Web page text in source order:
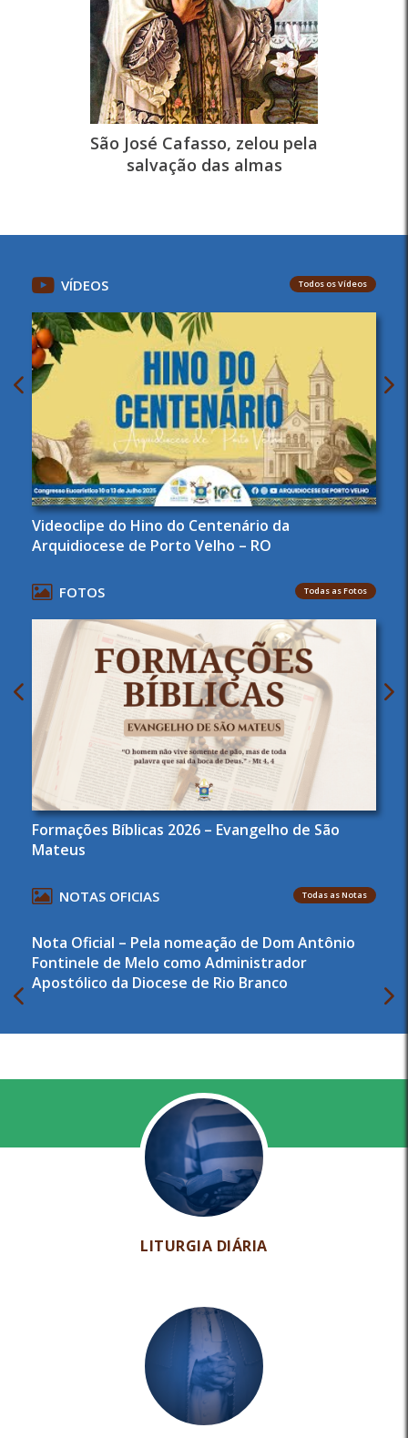
São José Cafasso, zelou pela
salvação das almas
VÍDEOS Todos os Vídeos
Videoclipe do Hino do Centenário da
Arquidiocese de Porto Velho – RO
FOTOS Todas as Fotos
Formações Bíblicas 2026 – Evangelho de São
Mateus
NOTAS OFICIAS Todas as Notas
Nota Oficial – Pela nomeação de Dom Antônio
Fontinele de Melo como Administrador
Apostólico da Diocese de Rio Branco
LITURGIA DIÁRIA